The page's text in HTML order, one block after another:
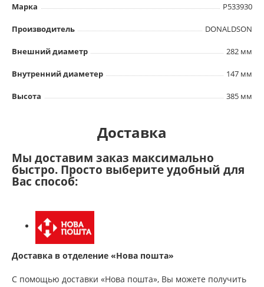
Марка P533930
Производитель DONALDSON
Внешний диаметр 282 мм
Внутренний диаметер 147 мм
Высота 385 мм
Доставка
Мы доставим заказ максимально
быстро. Просто выберите удобный для
Вас способ:
Доставка в отделение «Нова пошта»
С помощью доставки «Нова пошта», Вы можете получить